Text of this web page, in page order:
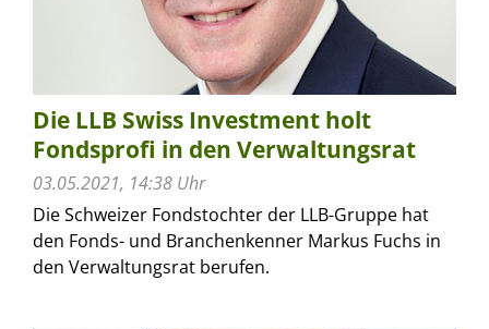
Die LLB Swiss Investment holt
Fondsprofi in den Verwaltungsrat
03.05.2021, 14:38 Uhr
Die Schweizer Fondstochter der LLB-Gruppe hat
den Fonds- und Branchenkenner Markus Fuchs in
den Verwaltungsrat berufen.